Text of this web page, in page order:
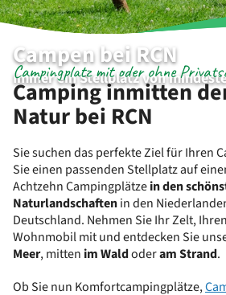
Campen bei RCN
Immer ein Stellplatz von
Camping inmitten
Natur bei RCN
Campingplatz mit oder ohne
Sie suchen das perfekte Ziel für Ihren
Sie einen passenden Stellplatz auf
Achtzehn Campingplätzein den
Naturlandschaftenin den
Deutschland. Nehmen Sie Ihr Zelt,
Wohnmobil mit und entdecken Sie
Meer, mitten im Waldoderam Strand.
Ob Sie nun Komfortcampingplätze,